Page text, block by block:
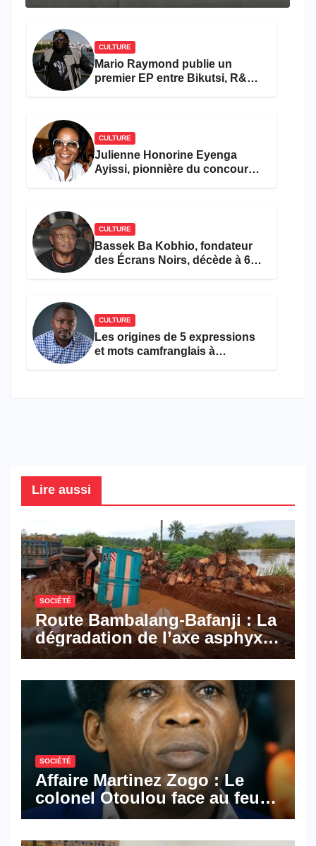
CULTURE
Mario Raymond publie un
premier EP entre Bikutsi, R&B
CULTURE
Julienne Honorine Eyenga
Ayissi, pionnière du concours
CULTURE
Bassek Ba Kobhio, fondateur
des Écrans Noirs, décède à 69
CULTURE
Les origines de 5 expressions
et mots camfranglais à
Lire aussi
SOCIÉTÉ
Route Bambalang-Bafanji : La
dégradation de l’axe asphyxie
les activités économiques
SOCIÉTÉ
Affaire Martinez Zogo : Le
colonel Otoulou face au feu
croisé des avocats de la